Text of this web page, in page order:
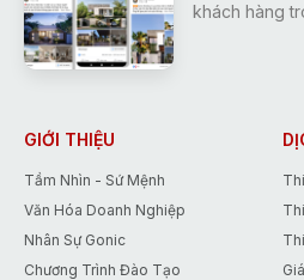
khách hàng
nhất trong
GIỚI THIỆU
Tầm Nhìn - Sứ Mệnh
Văn Hóa Doanh Nghiệp
Nhân Sự Gonic
Chương Trình Đào Tạo